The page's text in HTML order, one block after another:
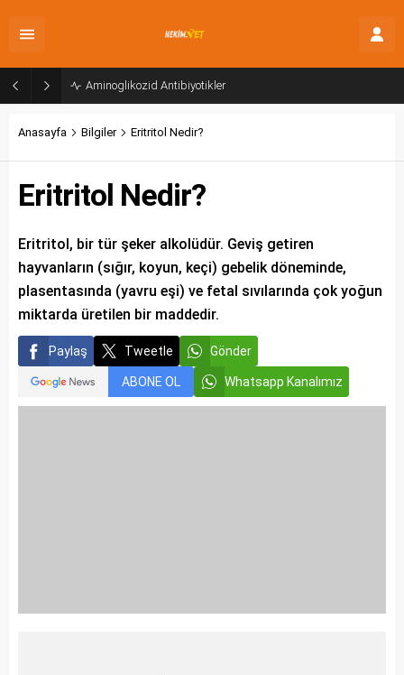
Aminoglikozid Antibiyotikler
Anasayfa Bilgiler Eritritol Nedir?
Eritritol Nedir?
Eritritol, bir tür şeker alkolüdür. Geviş getiren
hayvanların (sığır, koyun, keçi) gebelik döneminde,
plasentasında (yavru eşi) ve fetal sıvılarında çok yoğun
miktarda üretilen bir maddedir.
Paylaş Tweetle Gönder
ABONE OL Whatsapp Kanalımız